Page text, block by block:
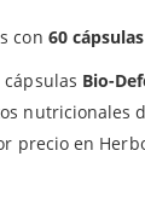
con 60
Bio-
nutricionales
precio en